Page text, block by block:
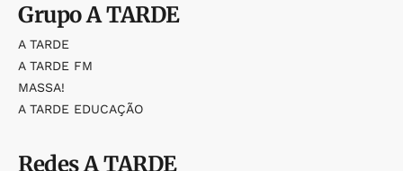
GrupoA TARDE
A TARDE
A TARDE FM
MASSA!
A TARDE EDUCAÇÃO
RedesA TARDE